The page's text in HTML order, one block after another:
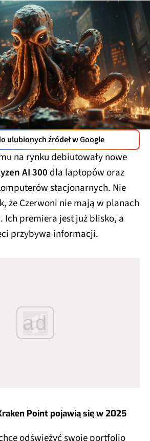
ulubionych źródeł w Google
na rynku debiutowały nowe
AI 300 dla laptopów oraz
stacjonarnych. Nie
że Czerwoni nie mają w planach
Ich premiera jest już blisko, a
przybywa informacji.
ad
Point pojawią się w 2025
odświeżyć swoje portfolio